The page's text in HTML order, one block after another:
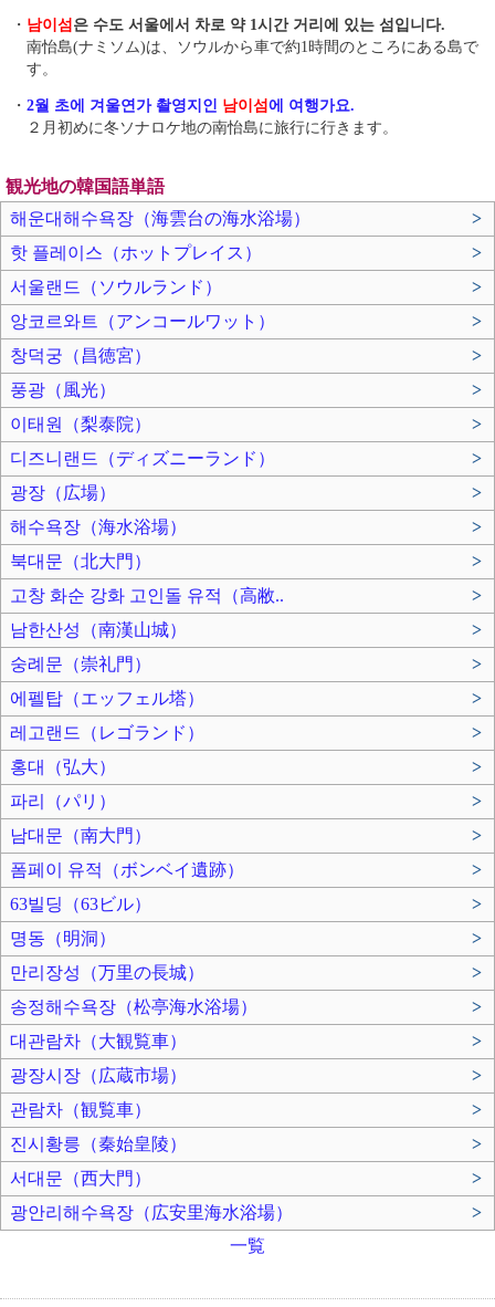
・ 남이섬 은 수도 서울에서 차로 약 1시간 거리에 있는 섬입니다.
南怡島(ナミソム)は、ソウルから車で約1時間のところにある島で
す。
・ 2월 초에 겨울연가 촬영지인 남이섬 에 여행가요.
２月初めに冬ソナロケ地の南怡島に旅行に行きます。
観光地の韓国語単語
해운대해수욕장（海雲台の海水浴場）
>
핫 플레이스（ホットプレイス）
>
서울랜드（ソウルランド）
>
앙코르와트（アンコールワット）
>
창덕궁（昌徳宮）
>
풍광（風光）
>
이태원（梨泰院）
>
디즈니랜드（ディズニーランド）
>
광장（広場）
>
해수욕장（海水浴場）
>
북대문（北大門）
>
고창 화순 강화 고인돌 유적（高敝..
>
남한산성（南漢山城）
>
숭례문（崇礼門）
>
에펠탑（エッフェル塔）
>
레고랜드（レゴランド）
>
홍대（弘大）
>
파리（パリ）
>
남대문（南大門）
>
폼페이 유적（ボンベイ遺跡）
>
63빌딩（63ビル）
>
명동（明洞）
>
만리장성（万里の長城）
>
송정해수욕장（松亭海水浴場）
>
대관람차（大観覧車）
>
광장시장（広蔵市場）
>
관람차（観覧車）
>
진시황릉（秦始皇陵）
>
서대문（西大門）
>
광안리해수욕장（広安里海水浴場）
>
一覧